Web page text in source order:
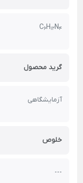
C6H12N4
گرید محصول
آزمایشگاهی
خلوص
---